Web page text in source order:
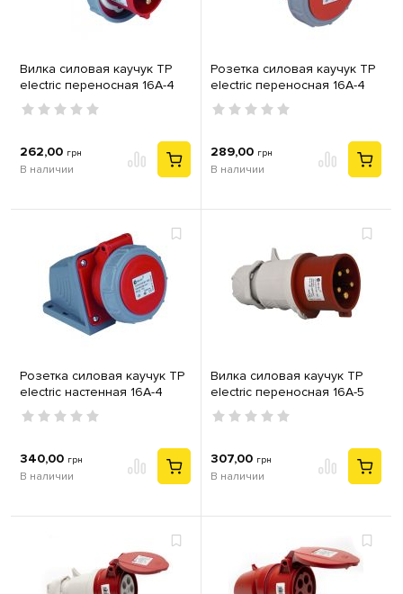
Вилка силовая каучук TP
electric переносная 16А-4
(3Р+РЕ) 380-415V IP67 серый
красный
262,00 грн
В наличии
Розетка силовая каучук TP
electric переносная 16А-4
(3Р+РЕ) 380-415V IP67 серый
красный
289,00 грн
В наличии
Розетка силовая каучук TP
electric настенная 16А-4
(3Р+РЕ) 380-415V IP67 серый
красный
340,00 грн
В наличии
Вилка силовая каучук TP
electric переносная 16А-5
(3Р+N+РЕ) IP44 серый
красный
307,00 грн
В наличии